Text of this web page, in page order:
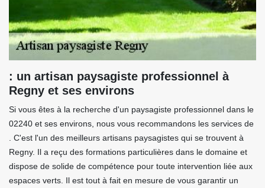
: un artisan paysagiste professionnel à
Regny et ses environs
Si vous êtes à la recherche d'un paysagiste professionnel dans le
02240 et ses environs, nous vous recommandons les services de
. C'est l'un des meilleurs artisans paysagistes qui se trouvent à
Regny. Il a reçu des formations particulières dans le domaine et
dispose de solide de compétence pour toute intervention liée aux
espaces verts. Il est tout à fait en mesure de vous garantir un